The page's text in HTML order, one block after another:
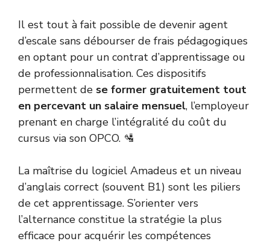
Il est tout à fait possible de devenir agent
d’escale sans débourser de frais pédagogiques
en optant pour un contrat d’apprentissage ou
de professionnalisation. Ces dispositifs
permettent de se former gratuitement tout
en percevant un salaire mensuel, l’employeur
prenant en charge l’intégralité du coût du
cursus via son OPCO. 🛂
La maîtrise du logiciel Amadeus et un niveau
d’anglais correct (souvent B1) sont les piliers
de cet apprentissage. S’orienter vers
l’alternance constitue la stratégie la plus
efficace pour acquérir les compétences